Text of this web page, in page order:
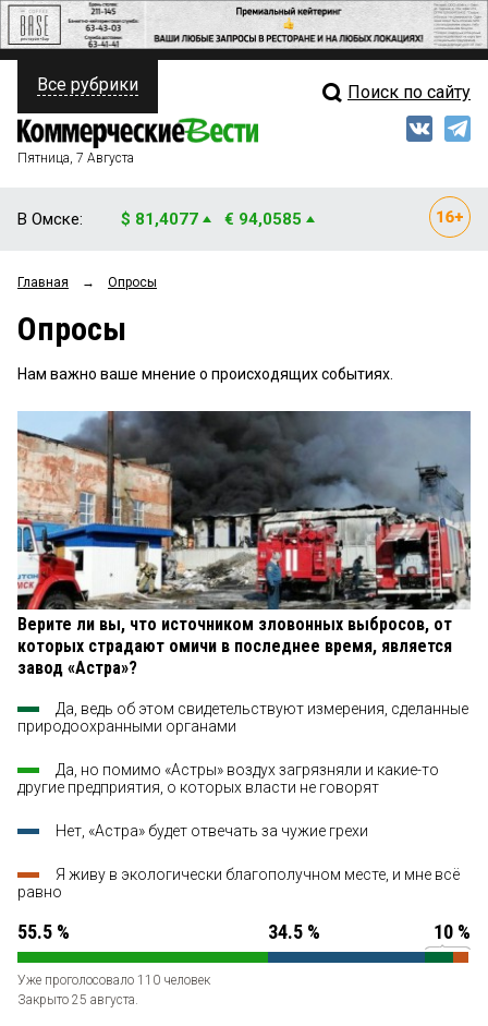
ПОЛИТИКА
ФИНАНСЫ
ОБЩЕСТВО
ЗАКОН
ПРОИСШЕСТВИЯ
СТИЛЬ ЖИЗНИ
Свежий выпуск
Блоги
Все рубрики Поиск по сайту
Пятница, 7 Августа
В Омске: $ 81,4077 € 94,0585
Главная → Опросы
Опросы
Нам важно ваше мнение о происходящих событиях.
Верите ли вы, что источником зловонных выбросов, от
которых страдают омичи в последнее время, является
завод «Астра»?
Да, ведь об этом свидетельствуют измерения, сделанные
природоохранными органами
Да, но помимо «Астры» воздух загрязняли и какие-то
другие предприятия, о которых власти не говорят
Нет, «Астра» будет отвечать за чужие грехи
Я живу в экологически благополучном месте, и мне всё
равно
55.5 % 34.5 % 10 %
Уже проголосовало 110 человек
Закрыто 25 августа.